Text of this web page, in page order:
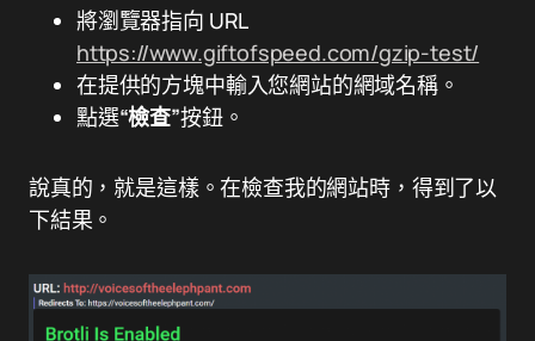
將瀏覽器指向 URL
https://www.giftofspeed.com/gzip-test/
在提供的方塊中輸入您網站的網域名稱。
點選“檢查”按鈕。
說真的，就是這樣。在檢查我的網站時，得到了以
下結果。